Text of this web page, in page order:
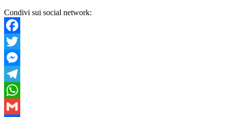
Condivi sui social network:
Facebook
Twitter
Messenger
Telegram
WhatsApp